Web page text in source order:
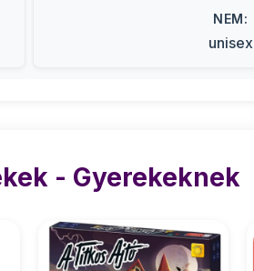
NEM:
unisex
- Gyerekeknek